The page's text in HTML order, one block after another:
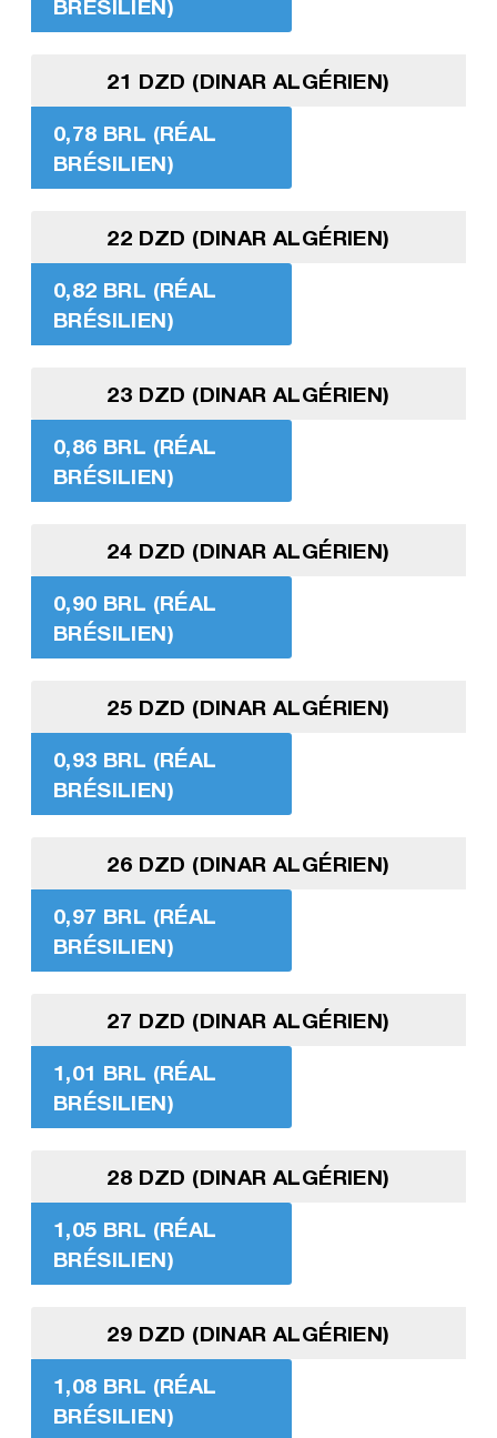
BRÉSILIEN)
21 DZD (DINAR ALGÉRIEN)
0,78 BRL (RÉAL
BRÉSILIEN)
22 DZD (DINAR ALGÉRIEN)
0,82 BRL (RÉAL
BRÉSILIEN)
23 DZD (DINAR ALGÉRIEN)
0,86 BRL (RÉAL
BRÉSILIEN)
24 DZD (DINAR ALGÉRIEN)
0,90 BRL (RÉAL
BRÉSILIEN)
25 DZD (DINAR ALGÉRIEN)
0,93 BRL (RÉAL
BRÉSILIEN)
26 DZD (DINAR ALGÉRIEN)
0,97 BRL (RÉAL
BRÉSILIEN)
27 DZD (DINAR ALGÉRIEN)
1,01 BRL (RÉAL
BRÉSILIEN)
28 DZD (DINAR ALGÉRIEN)
1,05 BRL (RÉAL
BRÉSILIEN)
29 DZD (DINAR ALGÉRIEN)
1,08 BRL (RÉAL
BRÉSILIEN)